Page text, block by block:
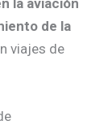
de la
viajes de